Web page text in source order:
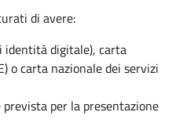
di avere:
identità digitale), carta
o carta nazionale dei servizi
per la presentazione